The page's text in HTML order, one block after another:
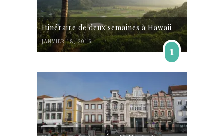
Itinéraire de deux semaines à Hawaii
JANVIER 18, 2016
1